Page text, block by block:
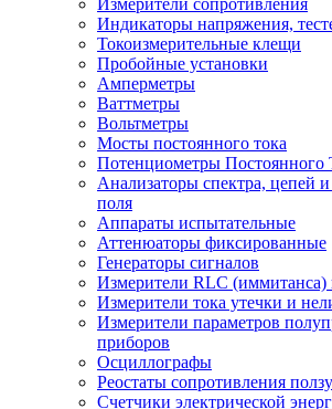
Измерители сопротивления
Индикаторы напряжения,
Токоизмерительные клещи
Пробойные установки
Амперметры
Ваттметры
Вольтметры
Мосты постоянного тока
Потенциометры Постоянного
Анализаторы спектра, цепей
поля
Аппараты испытательные
Аттенюаторы фиксированные
Генераторы сигналов
Измерители RLC
Измерители тока утечки и
Измерители параметров
приборов
Осциллографы
Реостаты сопротивления
Счетчики электрической